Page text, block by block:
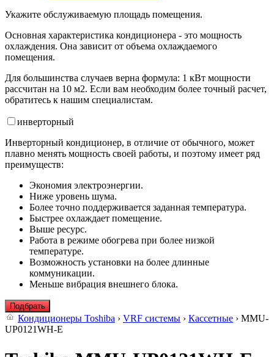
Укажите обслуживаемую площадь помещения.
Основная характеристика кондиционера - это мощность
охлаждения. Она зависит от объема охлаждаемого
помещения.
Для большинства случаев верна формула: 1 кВт мощности
рассчитан на 10 м2. Если вам необходим более точный расчет,
обратитесь к нашим специалистам.
инверторный
Инверторный кондиционер, в отличие от обычного, может
плавно менять мощность своей работы, и поэтому имеет ряд
преимуществ:
Экономия электроэнергии.
Ниже уровень шума.
Более точно поддерживается заданная температура.
Быстрее охлаждает помещение.
Выше ресурс.
Работа в режиме обогрева при более низкой
температуре.
Возможность установки на более длинные
коммуникации.
Меньше вибрация внешнего блока.
Подбрать
Кондиционеры Toshiba › VRF системы › Кассетные › MMU-
UP0121WH-E